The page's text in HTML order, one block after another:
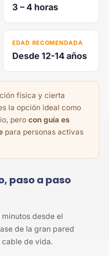
3 – 4 horas
EDAD RECOMENDADA
Desde 12-14 años
física y cierta
la opción ideal como
pero con guía es
para personas activas
paso a paso
desde el
de la gran pared
de vida.